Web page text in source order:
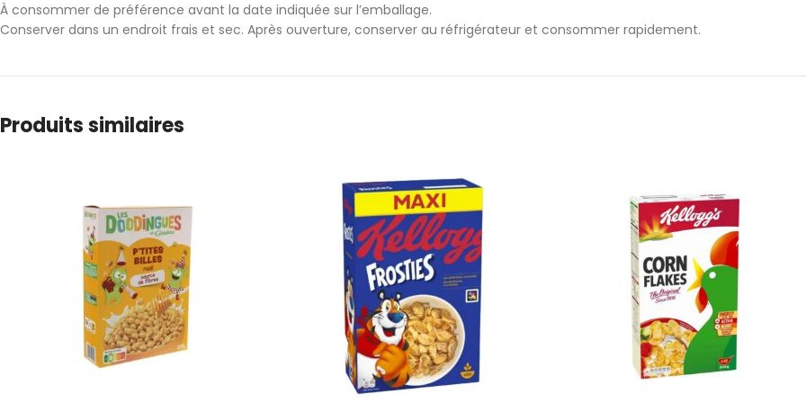
À consommer de préférence avant la date indiquée sur l’emballage.
Conserver dans un endroit frais et sec. Après ouverture, conserver au réfrigérateur et consommer rapidement.
Produits similaires